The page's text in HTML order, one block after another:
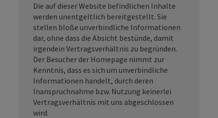
Die auf dieser Website befindlichen Inhalte
werden unentgeltlich bereitgestellt. Sie
stellen bloße unverbindliche Informationen
dar, ohne dass die Absicht bestünde, damit
irgendein Vertragsverhältnis zu begründen.
Der Besucher der Homepage nimmt zur
Kenntnis, dass es sich um unverbindliche
Informationen handelt, durch deren
Inanspruchnahme bzw. Nutzung keinerlei
Vertragsverhältnis mit uns abgeschlossen
wird.